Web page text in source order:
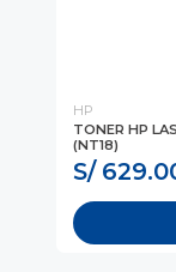
HP
TONER HP
(NT18)
S/